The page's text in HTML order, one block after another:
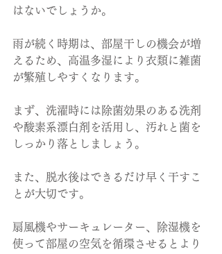
はないでしょうか。
雨が続く時期は、部屋干しの機会が増
えるため、高温多湿により衣類に雑菌
が繁殖しやすくなります。
まず、洗濯時には除菌効果のある洗剤
や酸素系漂白剤を活用し、汚れと菌を
しっかり落としましょう。
また、脱水後はできるだけ早く干すこ
とが大切です。
扇風機やサーキュレーター、除湿機を
使って部屋の空気を循環させるとより